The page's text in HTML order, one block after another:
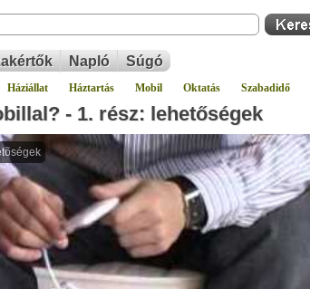
Napló Súgó
Háziállat Háztartás Mobil Oktatás Szabadidő
- 1. rész: lehetőségek